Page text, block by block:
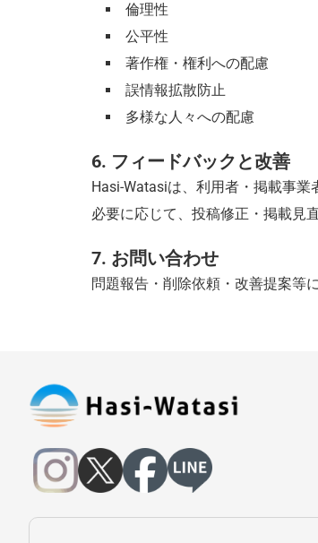
倫理性
公平性
著作権・権利への配慮
誤情報拡散防止
多様な人々への配慮
6. フィードバックと改善
Hasi-Watasiは、利用者・掲載事業
必要に応じて、投稿修正・掲載見
7. お問い合わせ
問題報告・削除依頼・改善提案等